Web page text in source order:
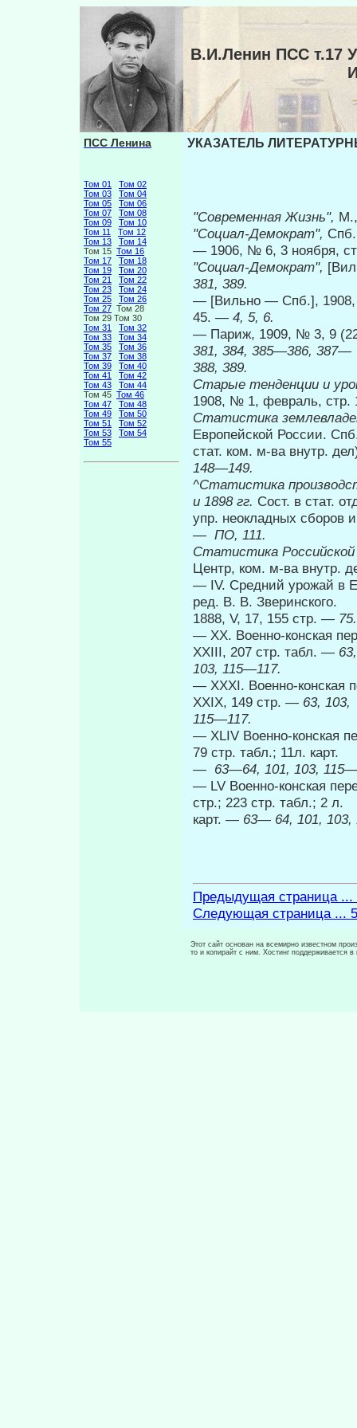
В.И.Ленин ПСС т.17
ПСС Ленина
Том 01
Том 02
Том 03
Том 04
Том 05
Том 06
Том 07
Том 08
Том 09
Том 10
Том 11
Том 12
Том 13
Том 14
Том 15 Том 16
Том 17
Том 18
Том 19
Том 20
Том 21
Том 22
Том 23
Том 24
Том 25
Том 26
Том 27 Том 28
Том 29 Том 30
Том 31
Том 32
Том 33
Том 34
Том 35
Том 36
Том 37
Том 38
Том 39
Том 40
Том 41
Том 42
Том 43
Том 44
Том 45 Том 46
Том 47
Том 48
Том 49
Том 50
Том 51
Том 52
Том 53
Том 54
Том 55
УКАЗАТЕЛЬ
"Современная Жизнь",
"Социал-Демократ",
— 1906, № 6, 3 ноября,
"Социал-Демократ",
381, 389.
— [Вильно — Спб.],
45. — 4, 5, 6.
— Париж, 1909, № 3, 9
381, 384, 385—386, 387—
388, 389.
Старые тенденции и
1908, № 1, февраль,
Статистика
Европейской России.
стат. ком. м-ва внутр.
148—149.
^Статистика
и 1898 гг. Сост. в стат.
упр. неокладных сборов
— ПО, 111.
Статистика
Центр, ком. м-ва внутр.
— IV. Средний урожай в
ред. В. В. Зверинского.
1888, V, 17, 155 стр. — 75.
— XX. Военно-конская
XXIII, 207 стр. табл. — 63,
103, 115—117.
— XXXI. Военно-конская
XXIX, 149 стр. — 63, 103,
115—117.
— XLIV Военно-конская
79 стр. табл.; 11л. карт.
— 63—64, 101, 103,
— LV Военно-конская
стр.; 223 стр. табл.; 2 л.
карт. — 63— 64, 101, 103,
Предыдущая страница ...
Следующая страница ...
Этот сайт основан на всемирно известном
то и копирайт с ним. Хостинг поддерживается